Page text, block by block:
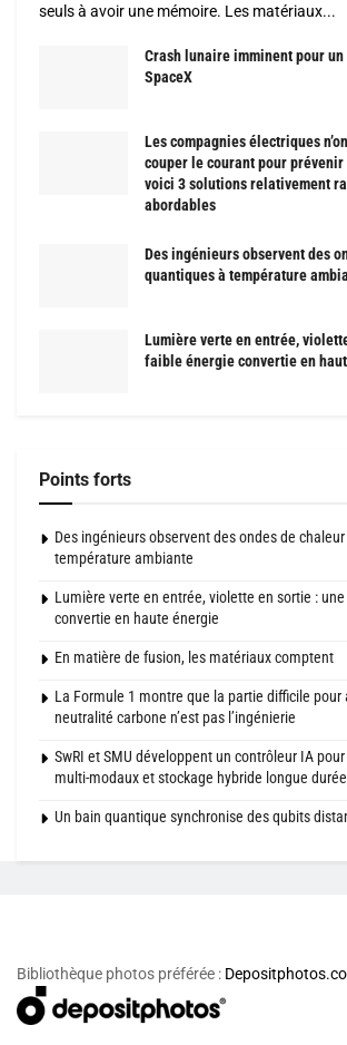
seuls à avoir une mémoire. Les matériaux...
Crash lunaire imminent pour
SpaceX
Les compagnies électriques
couper le courant pour
voici 3 solutions relativement
abordables
Des ingénieurs observent des
quantiques à température
Lumière verte en entrée,
faible énergie convertie en
Points forts
Des ingénieurs observent des ondes de
température ambiante
Lumière verte en entrée, violette en sortie :
convertie en haute énergie
En matière de fusion, les matériaux comptent
La Formule 1 montre que la partie difficile pour
neutralité carbone n’est pas l’ingénierie
SwRI et SMU développent un contrôleur IA
multi-modaux et stockage hybride longue durée
Un bain quantique synchronise des qubits
Bibliothèque photos préférée :